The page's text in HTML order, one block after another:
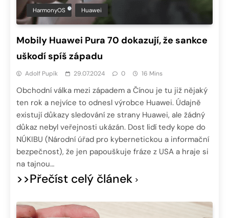
HarmonyOS Huawei
Mobily Huawei Pura 70 dokazují, že sankce
uškodí spíš západu
Adolf Pupík 29.07.2024 0 16 Mins
Obchodní válka mezi západem a Čínou je tu již nějaký
ten rok a nejvíce to odnesl výrobce Huawei. Údajně
existují důkazy sledování ze strany Huawei, ale žádný
důkaz nebyl veřejnosti ukázán. Dost lidí tedy kope do
NÚKIBU (Národní úřad pro kybernetickou a informační
bezpečnost), že jen papouškuje fráze z USA a hraje si
na tajnou…
>>Přečíst celý článek